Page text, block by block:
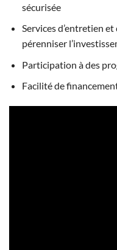
sécurisée
Services d’entretien
pérenniser
Participation à des
Facilité de